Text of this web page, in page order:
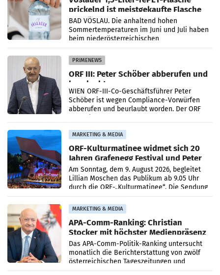
prickelnd ist meistgekaufte Flasche
Österreichs
BAD VÖSLAU. Die anhaltend hohen
Sommertemperaturen im Juni und Juli haben
beim niederösterreichischen
Getränkehersteller Vöslauer zu deutlichen
Absatzzuwächsen geführt. Während
PRIMENEWS
ORF III: Peter Schöber abberufen und
beurlaubt
WIEN ORF-III-Co-Geschäftsführer Peter
Schöber ist wegen Compliance-Vorwürfen
abberufen und beurlaubt worden. Der ORF
MARKETING & MEDIA
ORF-Kulturmatinee widmet sich 20
Jahren Grafenegg Festival und Peter
Simonischek
Am Sonntag, dem 9. August 2026, begleitet
Lillian Moschen das Publikum ab 9.05 Uhr
durch die ORF-„Kulturmatinee“. Die Sendung
startet mit der Dokumentation „20 Jahre
Grafenegg
MARKETING & MEDIA
APA-Comm-Ranking: Christian
Stocker mit höchster Medienpräsenz
im Juli
Das APA-Comm-Politik-Ranking untersucht
monatlich die Berichterstattung von zwölf
österreichischen Tageszeitungen und
analysiert, welche Politikerinnen und